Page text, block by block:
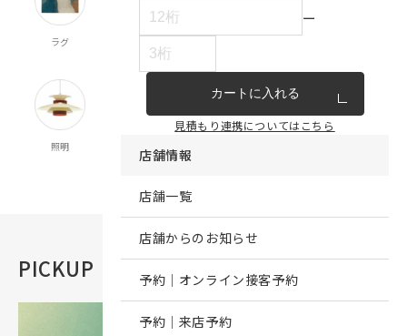
ー
カートに入れる
見積もり連携についてはこちら
店舗情報
店舗一覧
店舗からのお知らせ
予約｜オンライン接客予約
予約｜来店予約
ラグ
カーテン
照明 時計
PICKUP おすすめコンテンツ